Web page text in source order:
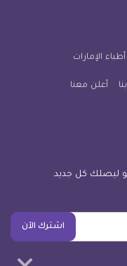
أطباء الإمارات
أعلن معنا
ليصلك كل جديد
اشترك الآن